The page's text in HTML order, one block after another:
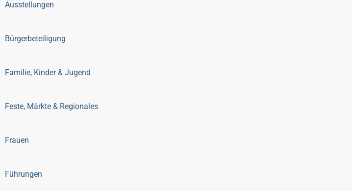
Ausstellungen
Bürgerbeteiligung
Familie, Kinder & Jugend
Feste, Märkte & Regionales
Frauen
Führungen